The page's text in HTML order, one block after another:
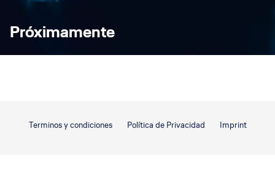
Próximamente
Terminos y condiciones Política de Privacidad Imprint